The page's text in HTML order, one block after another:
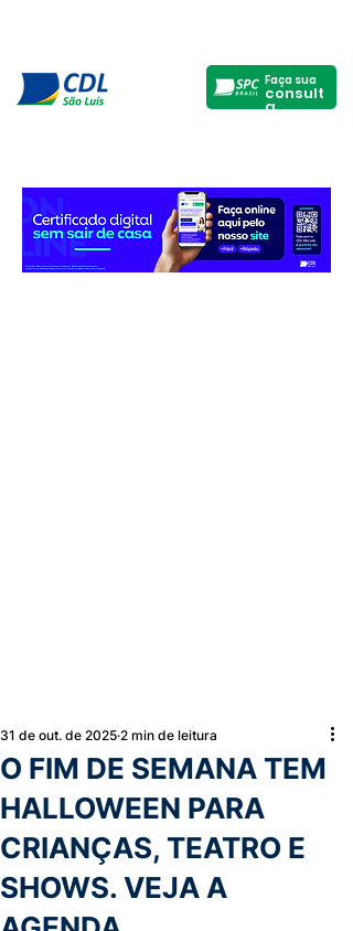
Faça sua
consult
a
O FIM DE SEMANA TEM
HALLOWEEN PARA
CRIANÇAS, TEATRO E
SHOWS. VEJA A
31 de out. de 2025 2 min de leitura